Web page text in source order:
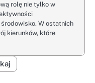
rolę nie tylko w
W ostatnich
kierunków, które